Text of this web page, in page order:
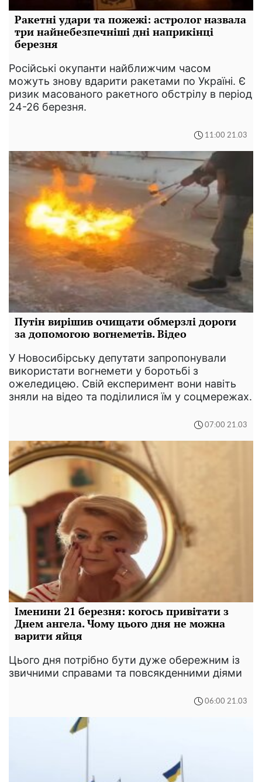
Ракетні удари та пожежі: астролог назвала
три найнебезпечніші дні наприкінці
березня
Російські окупанти найближчим часом
можуть знову вдарити ракетами по Україні. Є
ризик масованого ракетного обстрілу в період
24-26 березня.
11:00 21.03
Путін вирішив очищати обмерзлі дороги
за допомогою вогнеметів. Відео
У Новосибірську депутати запропонували
використати вогнемети у боротьбі з
ожеледицею. Свій експеримент вони навіть
зняли на відео та поділилися їм у соцмережах.
07:00 21.03
Іменини 21 березня: когось привітати з
Днем ангела. Чому цього дня не можна
варити яйця
Цього дня потрібно бути дуже обережним із
звичними справами та повсякденними діями
06:00 21.03